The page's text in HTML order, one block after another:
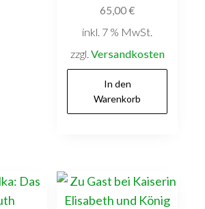
65,00€
inkl. 7 % MwSt.
zzgl. Versandkosten
In den
Warenkorb